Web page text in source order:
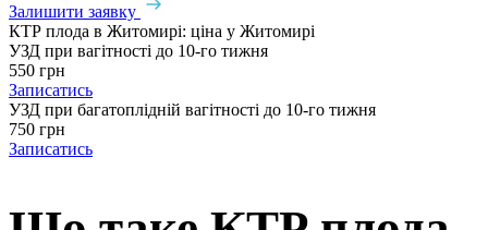
Залишити заявку
КТР плода в Житомирі: ціна у Житомирі
УЗД при вагітності до 10-го тижня
550 грн
Записатись
УЗД при багатоплідній вагітності до 10-го тижня
750 грн
Записатись